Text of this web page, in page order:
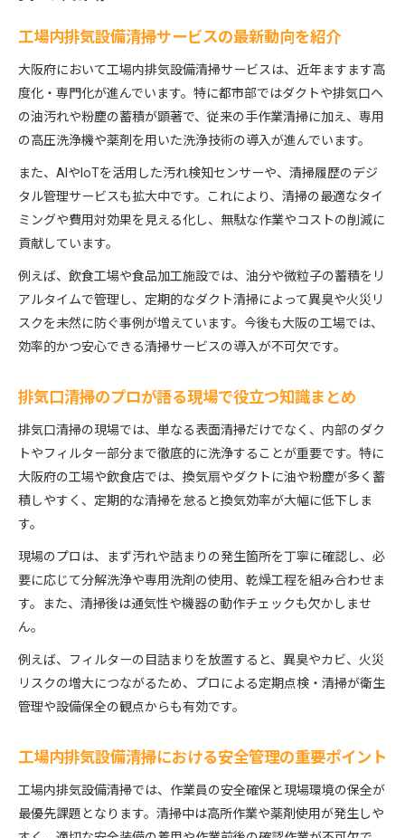
工場内排気設備清掃サービスの最新動向を紹介
大阪府において工場内排気設備清掃サービスは、近年ますます高
度化・専門化が進んでいます。特に都市部ではダクトや排気口へ
の油汚れや粉塵の蓄積が顕著で、従来の手作業清掃に加え、専用
の高圧洗浄機や薬剤を用いた洗浄技術の導入が進んでいます。
また、AIやIoTを活用した汚れ検知センサーや、清掃履歴のデジ
タル管理サービスも拡大中です。これにより、清掃の最適なタイ
ミングや費用対効果を見える化し、無駄な作業やコストの削減に
貢献しています。
例えば、飲食工場や食品加工施設では、油分や微粒子の蓄積をリ
アルタイムで管理し、定期的なダクト清掃によって異臭や火災リ
スクを未然に防ぐ事例が増えています。今後も大阪の工場では、
効率的かつ安心できる清掃サービスの導入が不可欠です。
排気口清掃のプロが語る現場で役立つ知識まとめ
排気口清掃の現場では、単なる表面清掃だけでなく、内部のダク
トやフィルター部分まで徹底的に洗浄することが重要です。特に
大阪府の工場や飲食店では、換気扇やダクトに油や粉塵が多く蓄
積しやすく、定期的な清掃を怠ると換気効率が大幅に低下しま
す。
現場のプロは、まず汚れや詰まりの発生箇所を丁寧に確認し、必
要に応じて分解洗浄や専用洗剤の使用、乾燥工程を組み合わせま
す。また、清掃後は通気性や機器の動作チェックも欠かしませ
ん。
例えば、フィルターの目詰まりを放置すると、異臭やカビ、火災
リスクの増大につながるため、プロによる定期点検・清掃が衛生
管理や設備保全の観点からも有効です。
工場内排気設備清掃における安全管理の重要ポイント
工場内排気設備清掃では、作業員の安全確保と現場環境の保全が
最優先課題となります。清掃中は高所作業や薬剤使用が発生しや